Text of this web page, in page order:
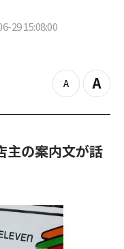
29 15:08:00
z
o
o
u
Z
o
n
主の案内文が話